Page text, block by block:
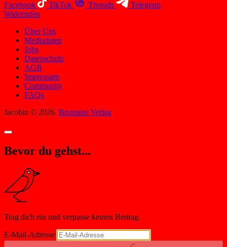
Facebook
TikTok Threads
Telegram
Widerrufen
Über Uns
Mediadaten
Jobs
Datenschutz
AGB
Impressum
Community
FAQs
Jacobin © 2026. Brumaire Verlag
Bevor du gehst...
Trag dich ein und verpasse keinen Beitrag.
E-Mail-Adresse